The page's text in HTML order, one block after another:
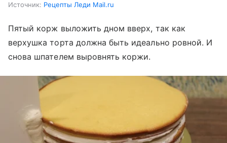
Источник: Рецепты Леди Mail.ru
Пятый корж выложить дном вверх, так как
верхушка торта должна быть идеально ровной. И
снова шпателем выровнять коржи.